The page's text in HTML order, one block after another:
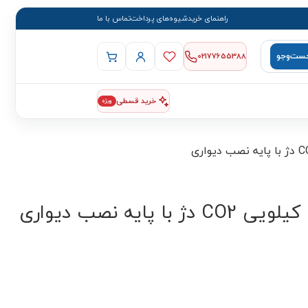
راهنمای خریدشیوه‌های پرداختتماس با ما
02177655388
خرید قسطی ویژه